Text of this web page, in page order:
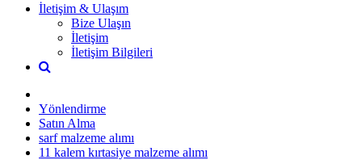
İletişim & Ulaşım
Bize Ulaşın
İletişim
İletişim Bilgileri
Yönlendirme
Satın Alma
sarf malzeme alımı
11 kalem kırtasiye malzeme alımı